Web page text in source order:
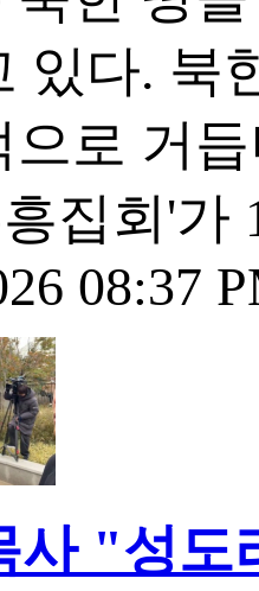
있다. 북
으로 거
집회'가
08:37
사 "성도